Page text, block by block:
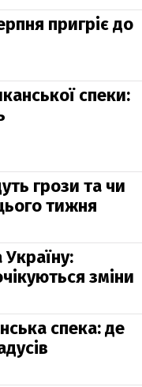
пригріє до
спеки:
грози та чи
тижня
зміни
спека: де